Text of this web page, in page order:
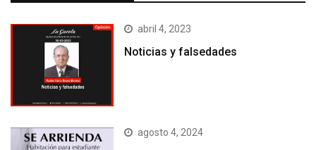
abril 4, 2023
Noticias y falsedades
agosto 4, 2024